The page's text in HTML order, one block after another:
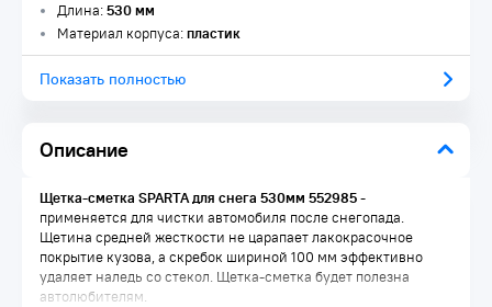
Описание
Длина:530 мм
Материал корпуса:пластик
Показать полностью
Щетка-сметка SPARTA для снега 530мм 552985-
применяется для чистки автомобиля после снегопада.
Щетина средней жесткости не царапает лакокрасочное
покрытие кузова, а скребок шириной 100 мм эффективно
удаляет наледь со стекол. Щетка-сметка будет полезна
автолюбителям.